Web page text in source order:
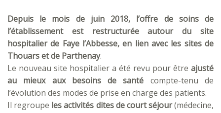
Depuis le mois de juin 2018, l’offre de soins de
l’établissement est restructurée autour du site
hospitalier de Faye l’Abbesse, en lien avec les sites de
Thouars et de Parthenay.
Le nouveau site hospitalier a été revu pour être ajusté
au mieux aux besoins de santé compte-tenu de
l’évolution des modes de prise en charge des patients.
Il regroupe les activités dites de court séjour(médecine,